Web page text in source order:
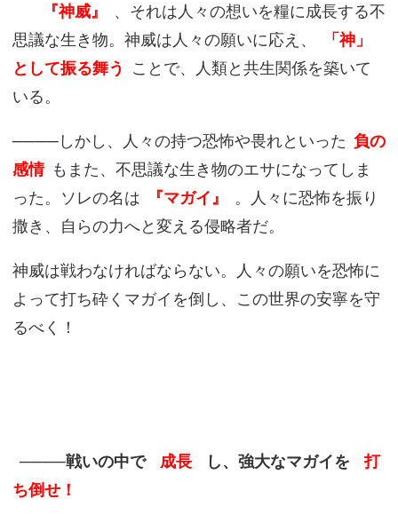
『神威』
、それは人々の想いを糧に成長する不
思議な生き物。神威は人々の願いに応え、
「神」
として振る舞う
ことで、人類と共生関係を築いて
いる。
────しかし、人々の持つ恐怖や畏れといった 負の
感情 もまた、不思議な生き物のエサになってしま
った。ソレの名は
『マガイ』
。人々に恐怖を振り
撒き、自らの力へと変える侵略者だ。
神威は戦わなければならない。人々の願いを恐怖に
よって打ち砕くマガイを倒し、この世界の安寧を守
るべく！
────戦いの中で 成長 し、強大なマガイを
打
ち倒せ！